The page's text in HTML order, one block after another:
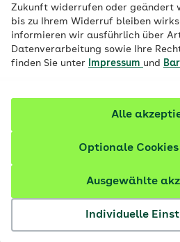
Zukunft widerrufen oder geändert
bis zu Ihrem Widerruf bleiben
informieren wir ausführlich über
Datenverarbeitung sowie Ihre
finden Sie unter
Impressum und
Individuelle
Ausgewählte
Optionale
Alle